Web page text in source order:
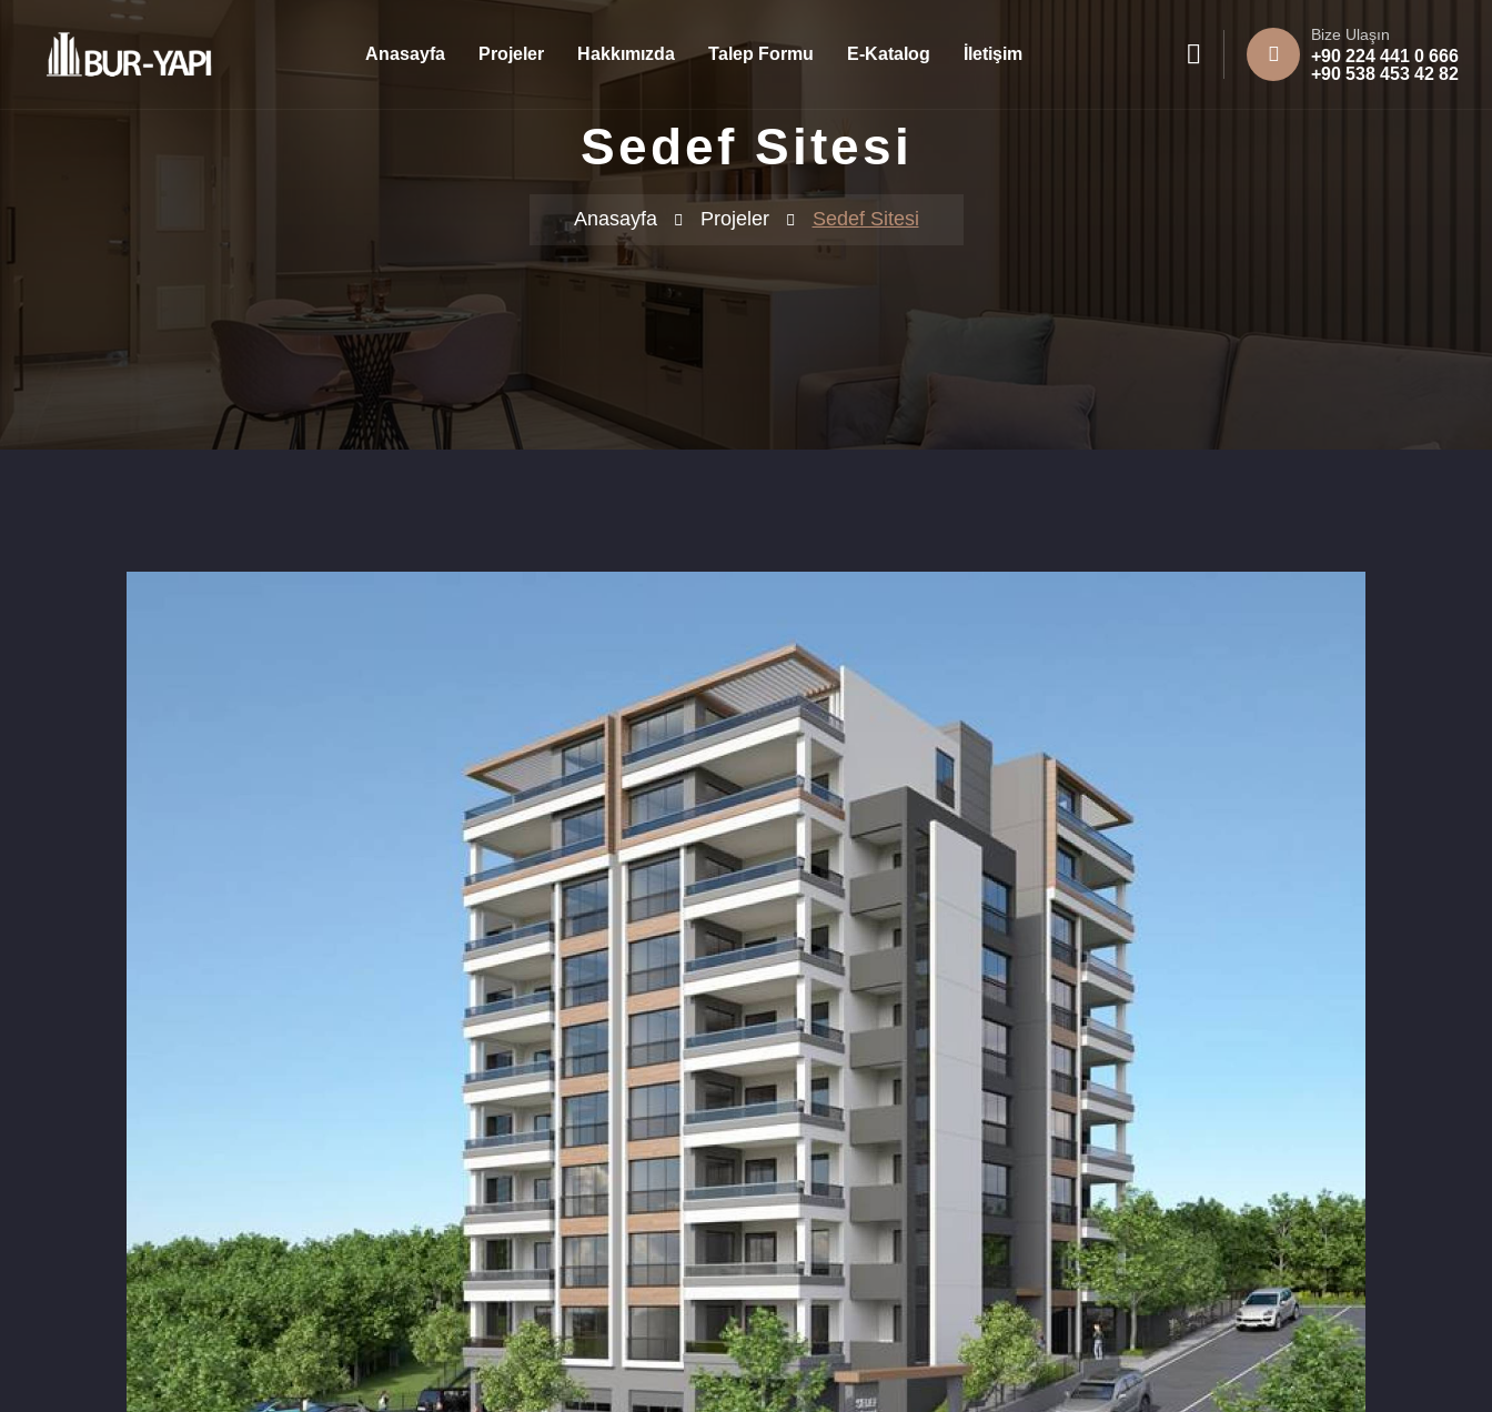
Anasayfa Projeler Hakkımızda Talep Formu E-Katalog İletişim
Bize Ulaşın
+90 224 441 0 666
+90 538 453 42 82
Sedef Sitesi
Anasayfa Projeler Sedef Sitesi